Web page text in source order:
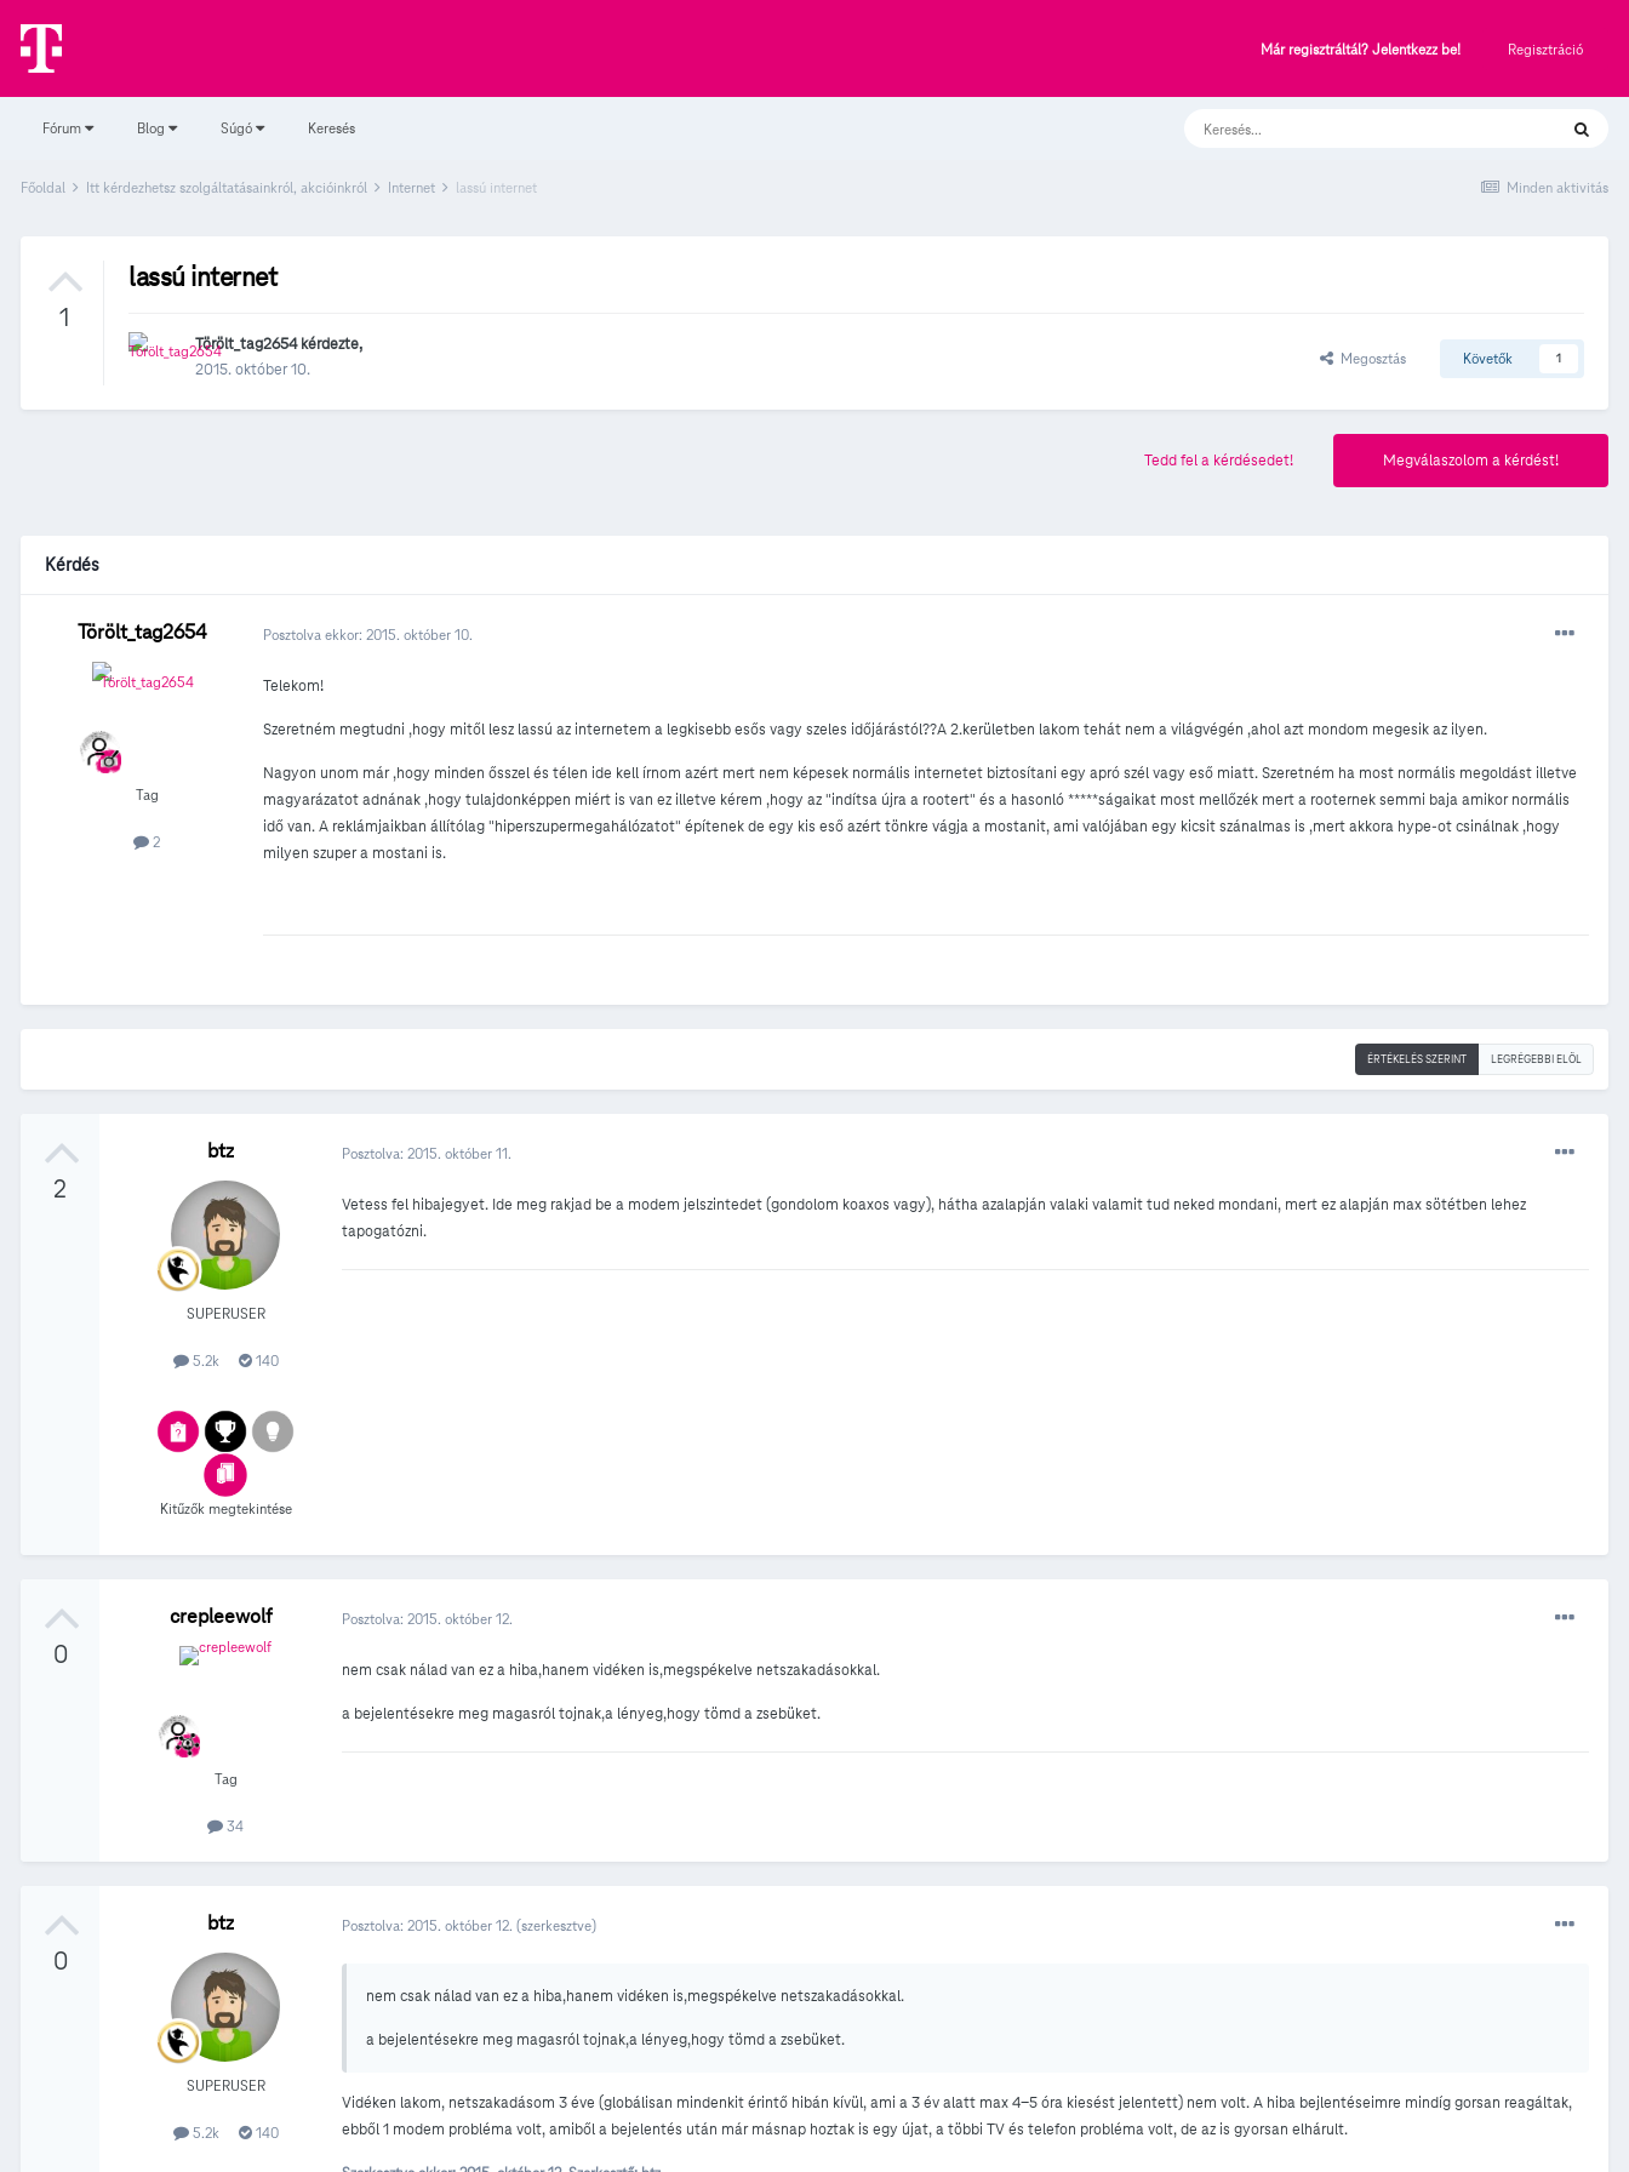
Már regisztráltál? Jelentkezz be! Regisztráció
Fórum Blog Súgó Keresés
Minden aktivitás
Főoldal Itt kérdezhetsz szolgáltatásainkról, akcióinkról Internet lassú internet
1
lassú internet
Törölt_tag2654kérdezte,
2015. október 10.
Megosztás Követők 1
Megválaszolom a kérdést!
Tedd fel a kérdésedet!
Kérdés
Törölt_tag2654
Tag
2
Posztolva ekkor: 2015. október 10.
Telekom!
Szeretném megtudni ,hogy mitől lesz lassú az internetem a legkisebb esős vagy szeles időjárástól??A 2.kerületben lakom tehát nem a világvégén ,ahol azt mondom megesik az ilyen.
Nagyon unom már ,hogy minden ősszel és télen ide kell írnom azért mert nem képesek normális internetet biztosítani egy apró szél vagy eső miatt. Szeretném ha most normális megoldást illetve
magyarázatot adnának ,hogy tulajdonképpen miért is van ez illetve kérem ,hogy az "indítsa újra a rootert" és a hasonló *****ságaikat most mellőzék mert a rooternek semmi baja amikor normális
idő van. A reklámjaikban állítólag "hiperszupermegahálózatot" építenek de egy kis eső azért tönkre vágja a mostanit, ami valójában egy kicsit szánalmas is ,mert akkora hype-ot csinálnak ,hogy
milyen szuper a mostani is.
ÉRTÉKELÉS SZERINT LEGRÉGEBBI ELÖL
2
btz
SUPERUSER
5.2k 140
Kitűzők megtekintése
Posztolva: 2015. október 11.
Vetess fel hibajegyet. Ide meg rakjad be a modem jelszintedet (gondolom koaxos vagy), hátha azalapján valaki valamit tud neked mondani, mert ez alapján max sötétben lehez
tapogatózni.
0
crepleewolf
Tag
34
Posztolva: 2015. október 12.
nem csak nálad van ez a hiba,hanem vidéken is,megspékelve netszakadásokkal.
a bejelentésekre meg magasról tojnak,a lényeg,hogy tömd a zsebüket.
0
btz
SUPERUSER
5.2k 140
Posztolva: 2015. október 12. (szerkesztve)
nem csak nálad van ez a hiba,hanem vidéken is,megspékelve netszakadásokkal.
a bejelentésekre meg magasról tojnak,a lényeg,hogy tömd a zsebüket.
Vidéken lakom, netszakadásom 3 éve (globálisan mindenkit érintő hibán kívül, ami a 3 év alatt max 4-5 óra kiesést jelentett) nem volt. A hiba bejlentéseimre mindíg gorsan reagáltak,
ebből 1 modem probléma volt, amiből a bejelentés után már másnap hoztak is egy újat, a többi TV és telefon probléma volt, de az is gyorsan elhárult.